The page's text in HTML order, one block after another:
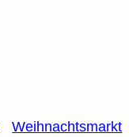
Weihnachtsmarkt